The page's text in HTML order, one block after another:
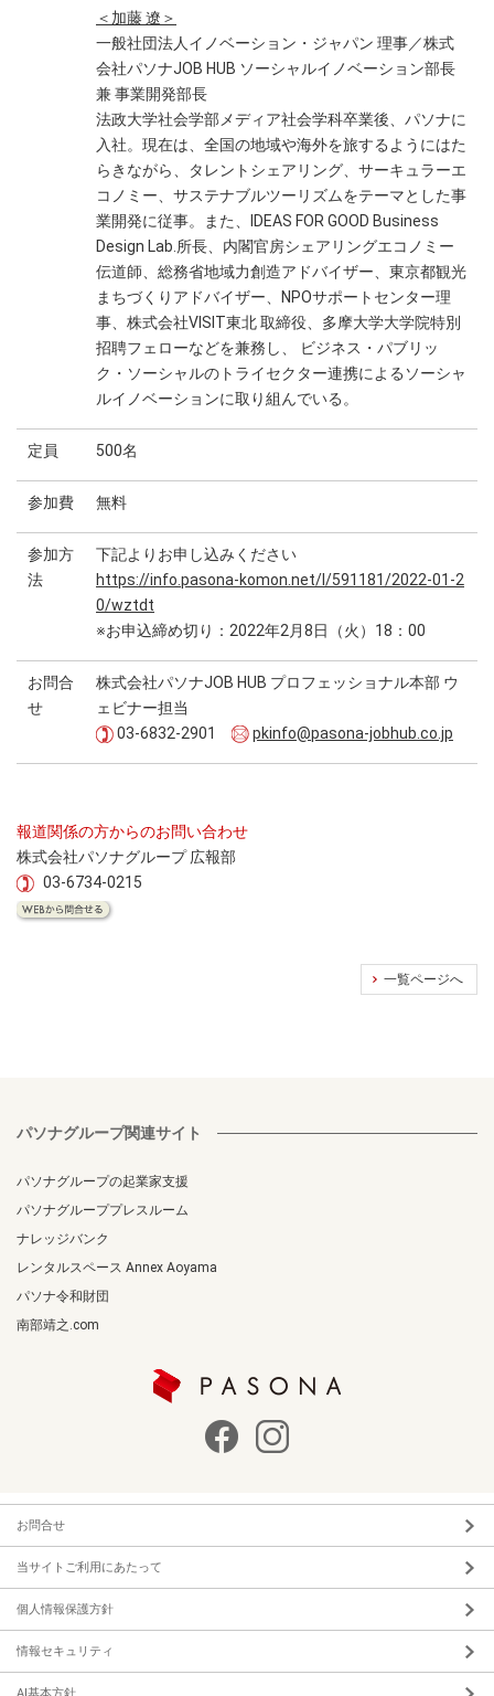
＜加藤 遼＞
一般社団法人イノベーション・ジャパン 理事／株式
会社パソナJOB HUB ソーシャルイノベーション部長
兼 事業開発部長
法政大学社会学部メディア社会学科卒業後、パソナに
入社。現在は、全国の地域や海外を旅するようにはた
らきながら、タレントシェアリング、サーキュラーエ
コノミー、サステナブルツーリズムをテーマとした事
業開発に従事。また、IDEAS FOR GOOD Business
Design Lab.所長、内閣官房シェアリングエコノミー
伝道師、総務省地域力創造アドバイザー、東京都観光
まちづくりアドバイザー、NPOサポートセンター理
事、株式会社VISIT東北 取締役、多摩大学大学院特別
招聘フェローなどを兼務し、 ビジネス・パブリッ
ク・ソーシャルのトライセクター連携によるソーシャ
ルイノベーションに取り組んでいる。
定員 500名
参加費 無料
参加方
法
下記よりお申し込みください
https://info.pasona-komon.net/l/591181/2022-01-2
0/wztdt
※お申込締め切り：2022年2月8日（火）18：00
お問合
せ
株式会社パソナJOB HUB プロフェッショナル本部 ウ
ェビナー担当
03-6832-2901
pkinfo@pasona-jobhub.co.jp
報道関係の方からのお問い合わせ
株式会社パソナグループ 広報部
03-6734-0215
一覧ページへ
パソナグループ関連サイト
パソナグループの起業家支援
パソナグループプレスルーム
ナレッジバンク
レンタルスペース Annex Aoyama
パソナ令和財団
南部靖之.com
お問合せ
当サイトご利用にあたって
個人情報保護方針
情報セキュリティ
AI基本方針